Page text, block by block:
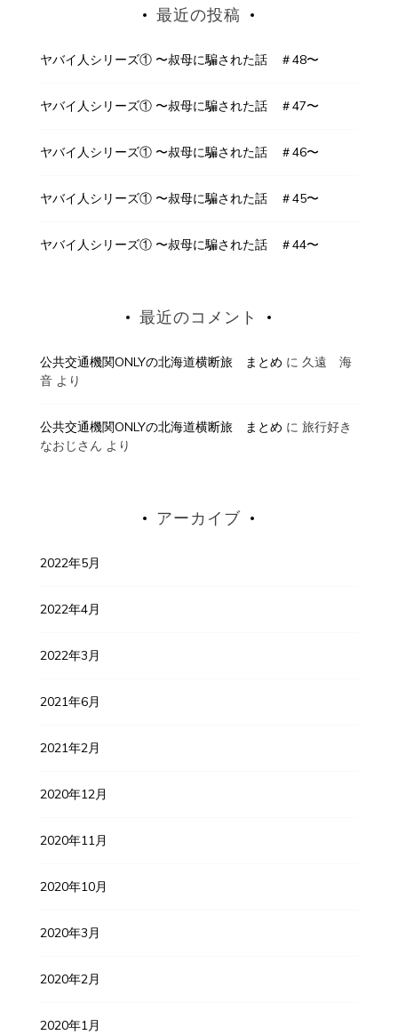
最近の投稿
ヤバイ人シリーズ① 〜叔母に騙された話 ＃48〜
ヤバイ人シリーズ① 〜叔母に騙された話 ＃47〜
ヤバイ人シリーズ① 〜叔母に騙された話 ＃46〜
ヤバイ人シリーズ① 〜叔母に騙された話 ＃45〜
ヤバイ人シリーズ① 〜叔母に騙された話 ＃44〜
最近のコメント
公共交通機関ONLYの北海道横断旅 まとめ に 久遠 海
音より
公共交通機関ONLYの北海道横断旅 まとめ に 旅行好き
なおじさん より
アーカイブ
2022年5月
2022年4月
2022年3月
2021年6月
2021年2月
2020年12月
2020年11月
2020年10月
2020年3月
2020年2月
2020年1月